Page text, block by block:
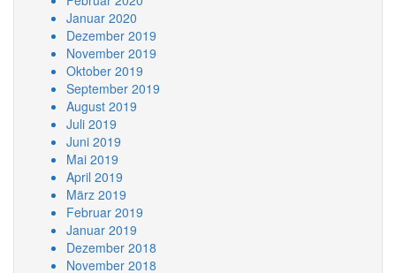
Januar 2020
Dezember 2019
November 2019
Oktober 2019
September 2019
August 2019
Juli 2019
Juni 2019
Mai 2019
April 2019
März 2019
Februar 2019
Januar 2019
Dezember 2018
November 2018